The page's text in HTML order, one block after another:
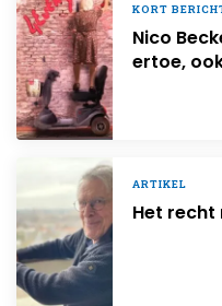
KORT
Nico
ertoe,
ARTIKEL
Het recht